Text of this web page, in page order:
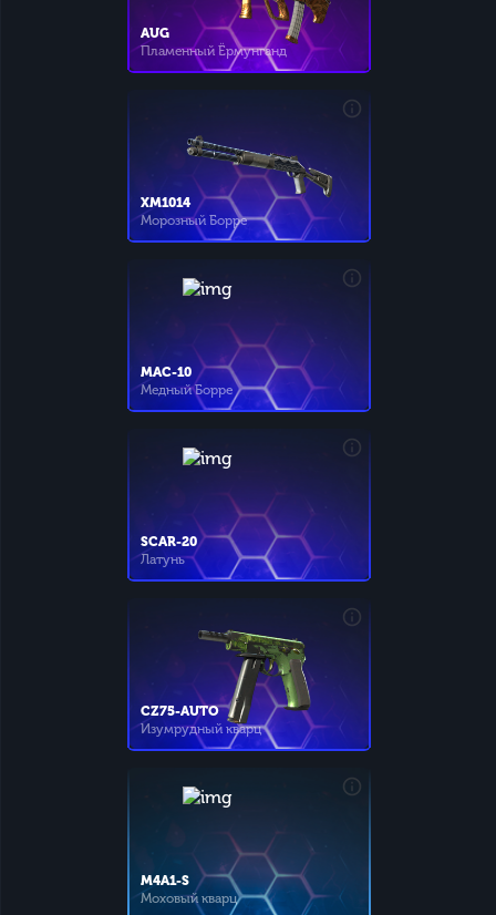
AUG
Пламенный Ёрмунганд
XM1014
Морозный Борре
MAC-10
Медный Борре
SCAR-20
Латунь
CZ75-AUTO
Изумрудный кварц
M4A1-S
Моховый кварц